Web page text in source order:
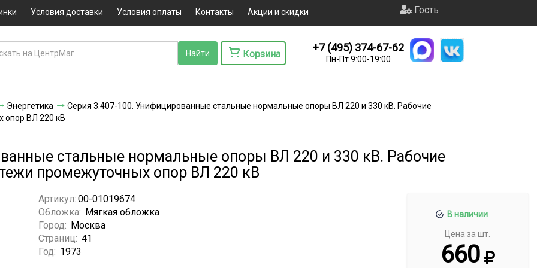
Условия доставки Условия оплаты Контакты Акции и скидки Гость
Корзина
+7 (495) 374-67-62
Пн-Пт 9:00-19:00
Энергетика
Серия 3.407-100. Унифицированные стальные нормальные опоры ВЛ 220 и 330 кВ. Рабочие
опор ВЛ 220 кВ
стальные нормальные опоры ВЛ 220 и 330 кВ. Рабочие
промежуточных опор ВЛ 220 кВ
В наличии
Цена за шт.
660
Артикул: 00-01019674
Обложка: Мягкая обложка
Город: Москва
Страниц: 41
Год: 1973